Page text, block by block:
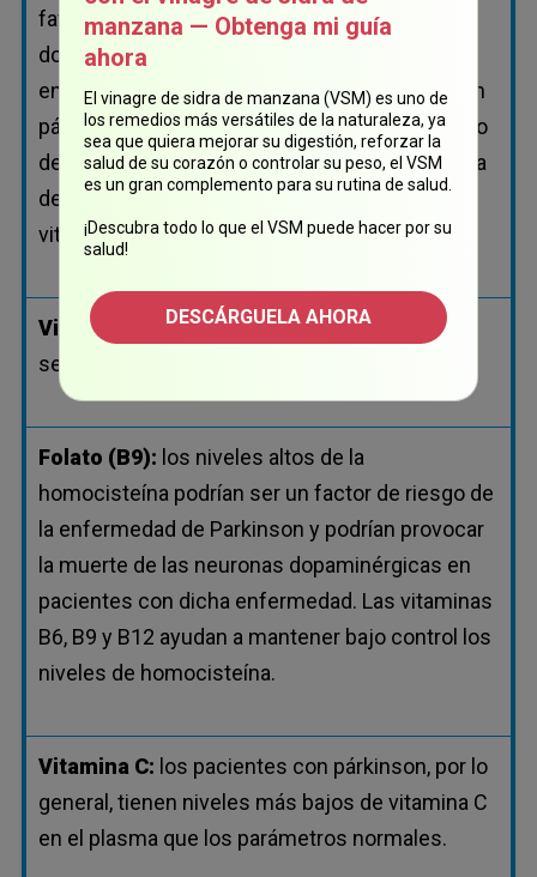
favorecen el deterioro de las neuronas
dopaminérgicas. La tiamina y el folato influyen
en el sistema olfativo, y muchos pacientes con
párkinson desarrollan problemas con el sentido
del gusto y olfato, lo que es un indicador de una
deficiencia de alguna o ambas de estas
vitaminas B.
Vitamina B6: los niveles bajos de B6 podrían
ser un factor de riesgo del párkinson.
Folato (B9): los niveles altos de la
homocisteína podrían ser un factor de riesgo de
la enfermedad de Parkinson y podrían provocar
la muerte de las neuronas dopaminérgicas en
pacientes con dicha enfermedad. Las vitaminas
B6, B9 y B12 ayudan a mantener bajo control los
niveles de homocisteína.
Vitamina C: los pacientes con párkinson, por lo
general, tienen niveles más bajos de vitamina C
en el plasma que los parámetros normales.
manzana — Obtenga mi guía
ahora
El vinagre de sidra de manzana (VSM) es uno de
los remedios más versátiles de la naturaleza, ya
sea que quiera mejorar su digestión, reforzar la
salud de su corazón o controlar su peso, el VSM
es un gran complemento para su rutina de salud.
¡Descubra todo lo que el VSM puede hacer por su
salud!
DESCÁRGUELA AHORA